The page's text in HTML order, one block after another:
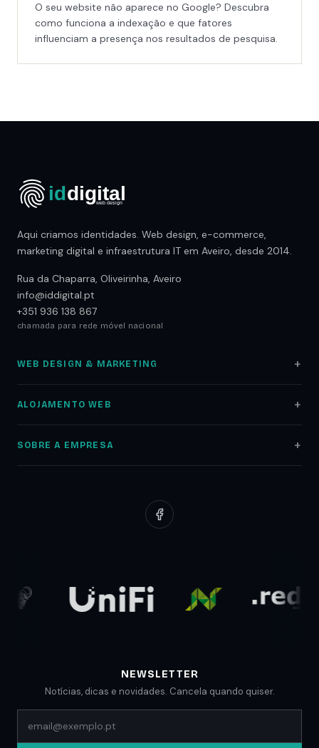
O seu website não aparece no Google? Descubra
como funciona a indexação e que fatores
influenciam a presença nos resultados de pesquisa.
Aqui criamos identidades. Web design, e-commerce,
marketing digital e infraestrutura IT em Aveiro, desde 2014.
Rua da Chaparra, Oliveirinha, Aveiro
info@iddigital.pt
+351 936 138 867
chamada para rede móvel nacional
WEB DESIGN & MARKETING
ALOJAMENTO WEB
SOBRE A EMPRESA
Blog
NEWSLETTER
Notícias, dicas e novidades. Cancela quando quiser.